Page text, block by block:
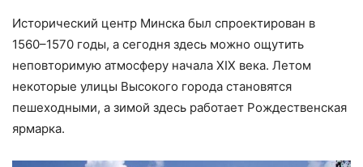
Исторический центр Минска был спроектирован в
1560–1570 годы, а сегодня здесь можно ощутить
неповторимую атмосферу начала XIX века. Летом
некоторые улицы Высокого города становятся
пешеходными, а зимой здесь работает Рождественская
ярмарка.